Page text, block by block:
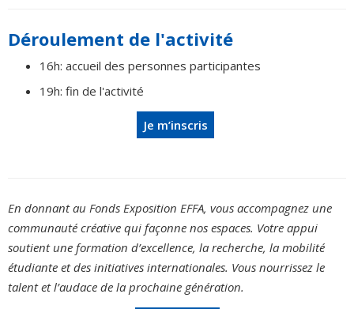
Déroulement de l'activité
16h: accueil des personnes participantes
19h: fin de l'activité
Je m’inscris
En donnant au Fonds Exposition EFFA, vous accompagnez une
communauté créative qui façonne nos espaces. Votre appui
soutient une formation d’excellence, la recherche, la mobilité
étudiante et des initiatives internationales. Vous nourrissez le
talent et l’audace de la prochaine génération.